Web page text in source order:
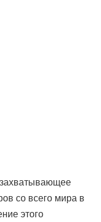
со всего мира в
этого